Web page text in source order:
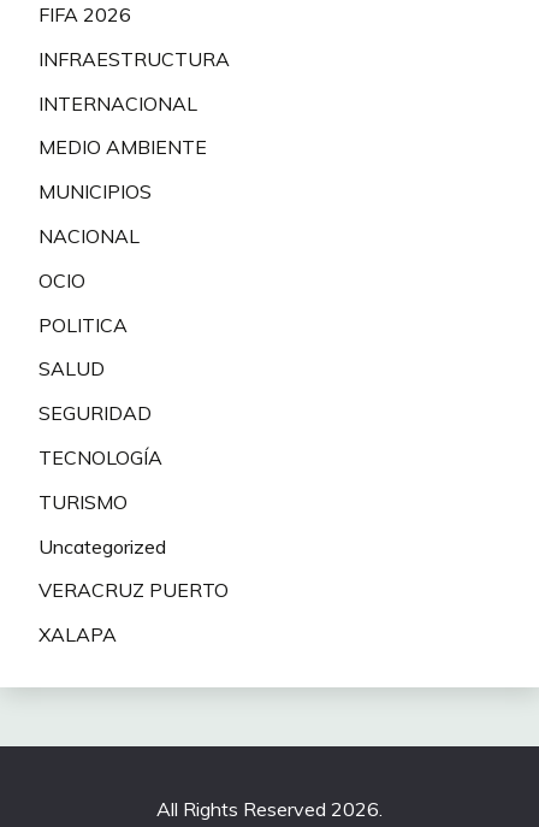
FIFA 2026
INFRAESTRUCTURA
INTERNACIONAL
MEDIO AMBIENTE
MUNICIPIOS
NACIONAL
OCIO
POLITICA
SALUD
SEGURIDAD
TECNOLOGÍA
TURISMO
Uncategorized
VERACRUZ PUERTO
XALAPA
All Rights Reserved 2026.